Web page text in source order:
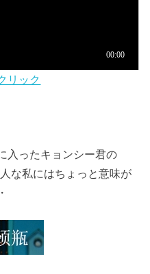
リック
入ったキョンシー君の
な私にはちょっと意味が